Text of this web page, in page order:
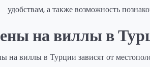
удобствам, а также возможность
на виллы в
на виллы в Турции зависят от